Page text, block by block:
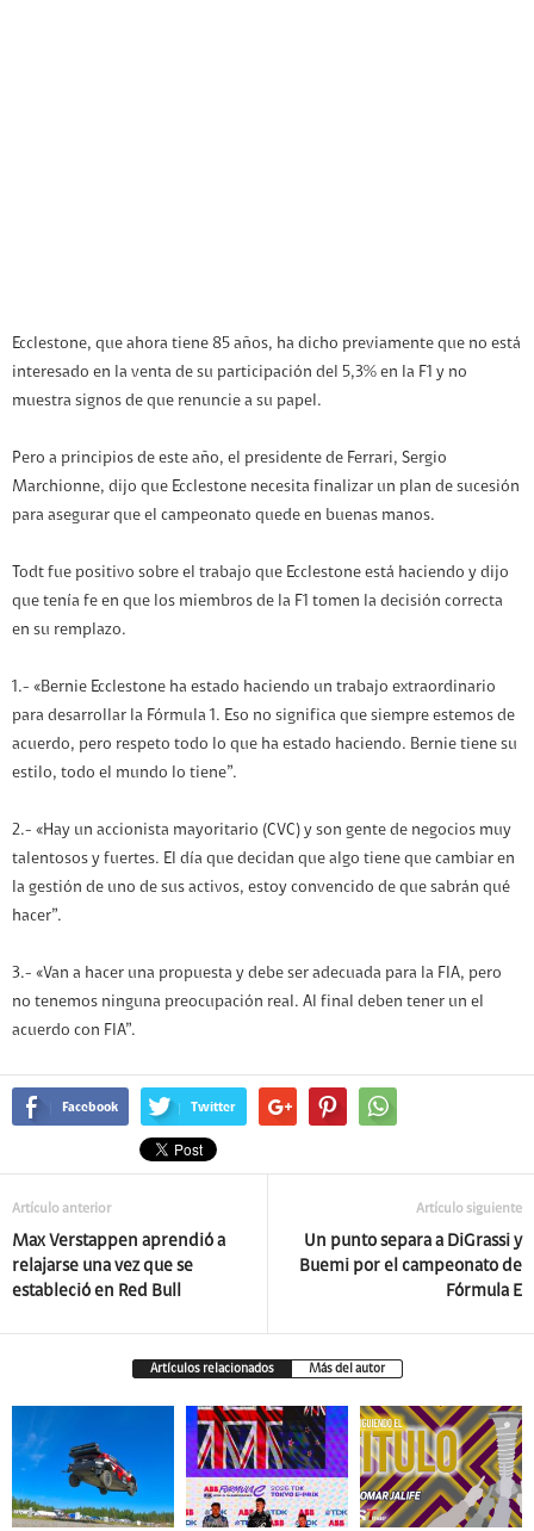
Ecclestone, que ahora tiene 85 años, ha dicho previamente que no está
interesado en la venta de su participación del 5,3% en la F1 y no
muestra signos de que renuncie a su papel.
Pero a principios de este año, el presidente de Ferrari, Sergio
Marchionne, dijo que Ecclestone necesita finalizar un plan de sucesión
para asegurar que el campeonato quede en buenas manos.
Todt fue positivo sobre el trabajo que Ecclestone está haciendo y dijo
que tenía fe en que los miembros de la F1 tomen la decisión correcta
en su remplazo.
1.- «Bernie Ecclestone ha estado haciendo un trabajo extraordinario
para desarrollar la Fórmula 1. Eso no significa que siempre estemos de
acuerdo, pero respeto todo lo que ha estado haciendo. Bernie tiene su
estilo, todo el mundo lo tiene”.
2.- «Hay un accionista mayoritario (CVC) y son gente de negocios muy
talentosos y fuertes. El día que decidan que algo tiene que cambiar en
la gestión de uno de sus activos, estoy convencido de que sabrán qué
hacer”.
3.- «Van a hacer una propuesta y debe ser adecuada para la FIA, pero
no tenemos ninguna preocupación real. Al final deben tener un el
acuerdo con FIA”.
Facebook Twitter
Artículo anterior
Max Verstappen aprendió a
relajarse una vez que se
estableció en Red Bull
Artículo siguiente
Un punto separa a DiGrassi y
Buemi por el campeonato de
Fórmula E
Artículos relacionados Más del autor